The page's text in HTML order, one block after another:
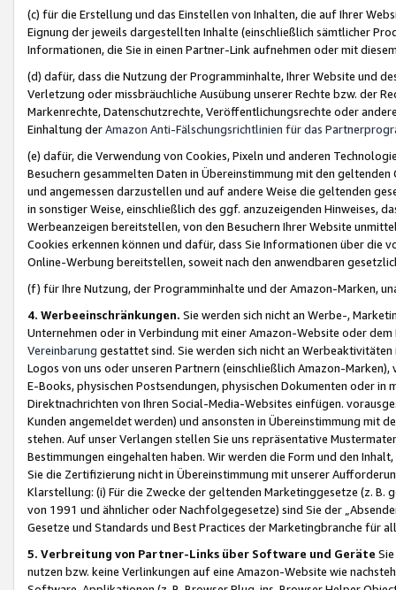
(c) für die Erstellung und das Einstellen von Inhalten, die auf Ihrer
Eignung der jeweils dargestellten Inhalte (einschließlich sämtlicher
Informationen, die Sie in einen Partner-Link aufnehmen oder mit
(d) dafür, dass die Nutzung der Programminhalte, Ihrer Website und
Verletzung oder missbräuchliche Ausübung unserer Rechte bzw. der
Markenrechte, Datenschutzrechte, Veröffentlichungsrechte oder
Einhaltung derAmazon Anti-Fälschungsrichtlinien für das
(e) dafür, die Verwendung von Cookies, Pixeln und anderen
Besuchern gesammelten Daten in Übereinstimmung mit den
und angemessen darzustellen und auf andere Weise die geltenden
in sonstiger Weise, einschließlich des ggf. anzuzeigenden Hinweises,
Werbeanzeigen bereitstellen, von den Besuchern Ihrer Website
Cookies erkennen können und dafür, dass Sie Informationen über die
Online-Werbung bereitstellen, soweit nach den anwendbaren
(f) für Ihre Nutzung, der Programminhalte und der Amazon-Marken,
4. Werbeeinschränkungen. Sie werden sich nicht an Werbe-,
Unternehmen oder in Verbindung mit einer Amazon-Website oder
Vereinbarung gestattet sind. Sie werden sich nicht an
Logos von uns oder unseren Partnern (einschließlich Amazon-
E-Books, physischen Postsendungen, physischen Dokumenten oder in
Direktnachrichten von Ihren Social-Media-Websites einfügen.
Kunden angemeldet werden) und ansonsten in Übereinstimmung mit
stehen. Auf unser Verlangen stellen Sie uns repräsentative
Bestimmungen eingehalten haben. Wir werden die Form und den
Sie die Zertifizierung nicht in Übereinstimmung mit unserer
Klarstellung: (i) Für die Zwecke der geltenden Marketinggesetze (z. B.
von 1991 und ähnlicher oder Nachfolgegesetze) sind Sie der
Gesetze und Standards und Best Practices der Marketingbranche für
5. Verbreitung von Partner-Links über Software und Geräte
nutzen bzw. keine Verlinkungen auf eine Amazon-Website wie